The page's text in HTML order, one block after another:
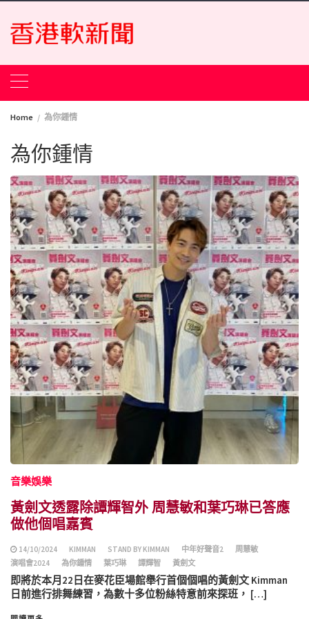
Skip
content
Home 為你鍾情
為你鍾情
音樂娛樂
黃劍文透露除譚輝智外 周慧敏和葉巧琳已答應
做他個唱嘉賓
14/10/2024 KIMMAN STAND BY KIMMAN 中年好聲音2
周慧敏
演唱會2024
為你鍾情 葉巧琳 譚輝智 黃劍文
即將於本月22日在麥花臣場館舉行首個個唱的黃劍文 Kimman
日前進行排舞練習，為數十多位粉絲特意前來探班， […]